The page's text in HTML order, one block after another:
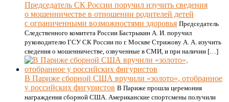
Председатель СК России поручил изучить сведения
о мошенничестве в отношении родителей детей
с ограниченными возможностями здоровья Председатель
Следственного комитета России Бастрыкин А. И. поручил
руководителю ГСУ СК России по г. Москве Стрижову А. А. изучить
сведения о мошенничестве, озвученные в СМИ, и при наличии […]
В Париже сборной США вручили «золото», отобранное
у российских фигуристов В Париже прошла церемония
награждения сборной США. Американские спортсмены получили